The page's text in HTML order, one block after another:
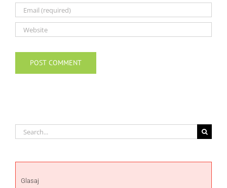
Search
for:
Glasaj